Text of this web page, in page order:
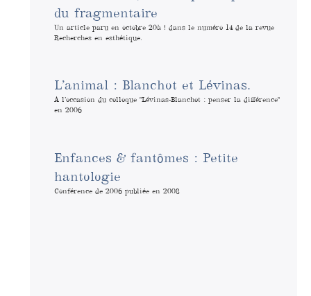
du fragmentaire
Un article paru en octobre 20à ! dans le numéro 14 de la revue
Recherches en esthétique.
L’animal : Blanchot et Lévinas.
A l’occasion du colloque "Lévinas-Blanchot : penser la différence"
en 2006
Enfances & fantômes : Petite
hantologie
Conférence de 2006 publiée en 2008